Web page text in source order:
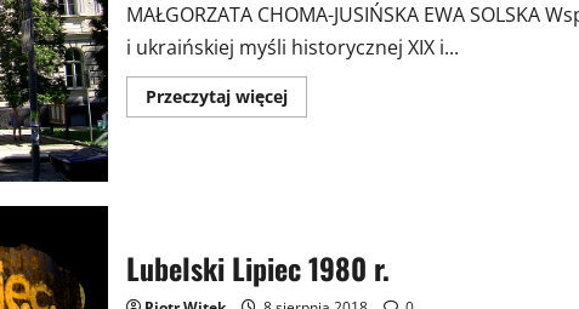
MAŁGORZATA CHOMA-JUSIŃSKA EWA
i ukraińskiej myśli historycznej XIX i...
Przeczytaj więcejPrzeczytaj
więcej
польській
і
українській
Lubelski Lipiec 1980 r.